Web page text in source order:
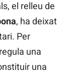
el relleu de
, ha deixat
Per
una
una